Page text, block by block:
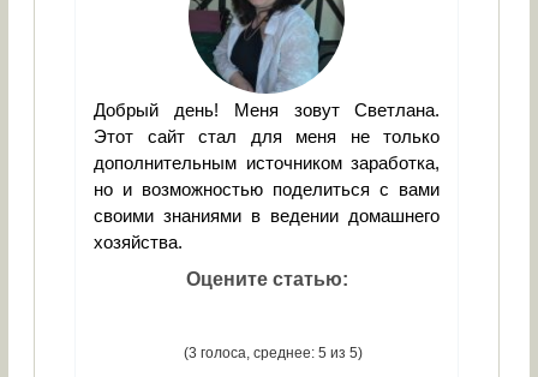
Добрый день! Меня зовут Светлана.
Этот сайт стал для меня не только
дополнительным источником заработка,
но и возможностью поделиться с вами
своими знаниями в ведении домашнего
хозяйства.
Оцените статью:
(3 голоса, среднее: 5 из 5)